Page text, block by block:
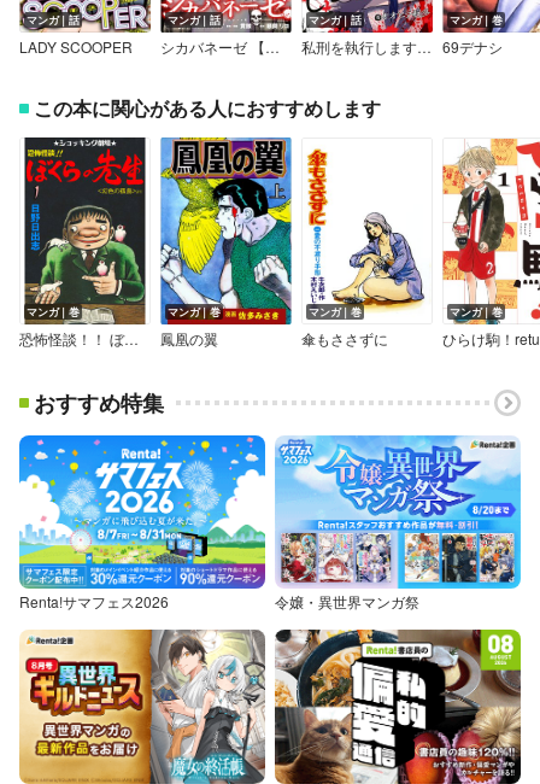
マンガ｜話
LADY SCOOPER
マンガ｜話
シカバネーゼ 【連載版】
マンガ｜話
私刑を執行します～妻をひき殺された夫がついた嘘～
マンガ｜巻
69デナシ
この本に関心がある人におすすめします
マンガ｜巻
恐怖怪談！！ ぼくらの先生
マンガ｜巻
鳳凰の翼
マンガ｜巻
傘もささずに
マンガ｜巻
ひらけ駒！
おすすめ特集
Renta!サマフェス2026 令嬢・異世界マンガ祭